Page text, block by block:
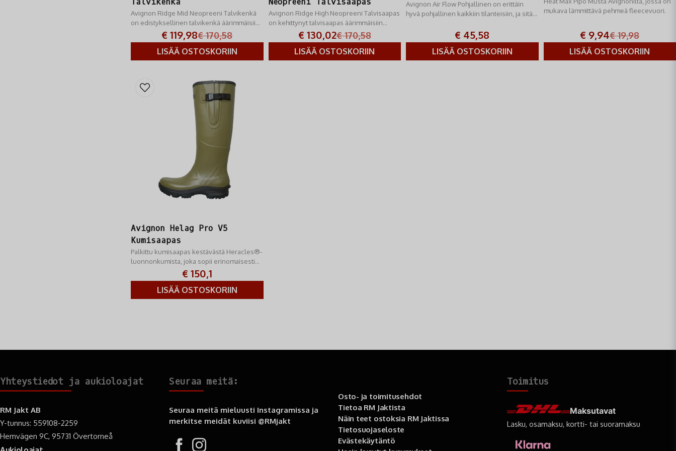
Avignon Ridge Mid Neopreeni Talvikenkä
on edistyksellinen talvikenkä äärimmäisiin
talviolosuhteisiin.
€ 170,58
€ 119,98
LISÄÄ OSTOSKORIIN
Avignon Ridge High Neopreeni Talvisaapas
on kehittynyt talvisaapas äärimmäisiin
talviolosuhteisiin.
€ 170,58
€ 130,02
LISÄÄ OSTOSKORIIN
Avignon Air Flow Pohjallinen on erittäin
hyvä pohjallinen kaikkiin tilanteisiin, ja sitä
€ 45,58
LISÄÄ OSTOSKORIIN
mukava lämmittävä pehmeä fleecevuori.
€ 19,98
€ 9,94
LISÄÄ OSTOSKORIIN
Avignon Helag Pro V5
Kumisaapas
Palkittu kumisaapas kestävästä Heracles®-
luonnonkumista, joka sopii erinomaisesti
metsästykseen ja ulkoiluun.
€ 150,1
LISÄÄ OSTOSKORIIN
Yhteystiedot ja aukioloajat
RM Jakt AB
Y-tunnus: 559108-2259
Hemvägen 9C, 95731 Övertorneå
Seuraa meitä:
Seuraa meitä mieluusti Instagramissa ja
merkitse meidät kuviisi @RMjakt
Osto- ja toimitusehdot
Tietoa RM Jaktista
Näin teet ostoksia RM Jaktissa
Tietosuojaseloste
Evästekäytäntö
Toimitus
Maksutavat
Lasku, osamaksu, kortti- tai suoramaksu